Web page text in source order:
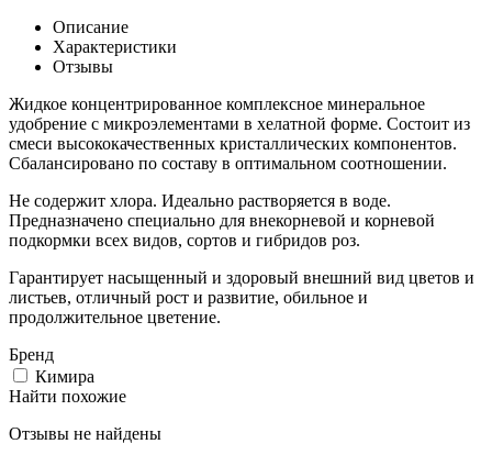
Описание
Характеристики
Отзывы
Жидкое концентрированное комплексное минеральное
удобрение с микроэлементами в хелатной форме. Состоит из
смеси высококачественных кристаллических компонентов.
Сбалансировано по составу в оптимальном соотношении.
Не содержит хлора. Идеально растворяется в воде.
Предназначено специально для внекорневой и корневой
подкормки всех видов, сортов и гибридов роз.
Гарантирует насыщенный и здоровый внешний вид цветов и
листьев, отличный рост и развитие, обильное и
продолжительное цветение.
Бренд
Кимира
Найти похожие
Отзывы не найдены